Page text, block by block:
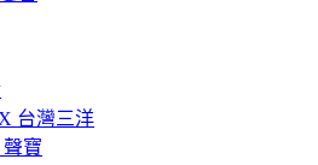
台灣三洋
聲寶